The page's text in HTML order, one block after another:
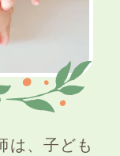
は、子ども